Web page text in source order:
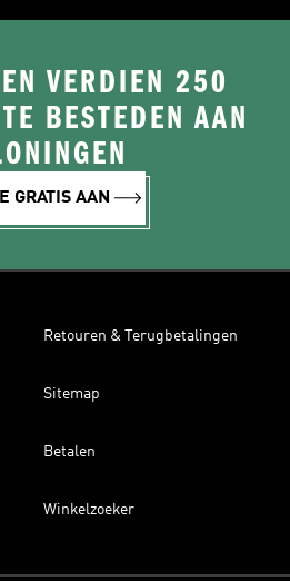
VERDIEN 250
BESTEDEN AAN
GRATIS AAN
Retouren & Terugbetalingen
Sitemap
Betalen
Winkelzoeker